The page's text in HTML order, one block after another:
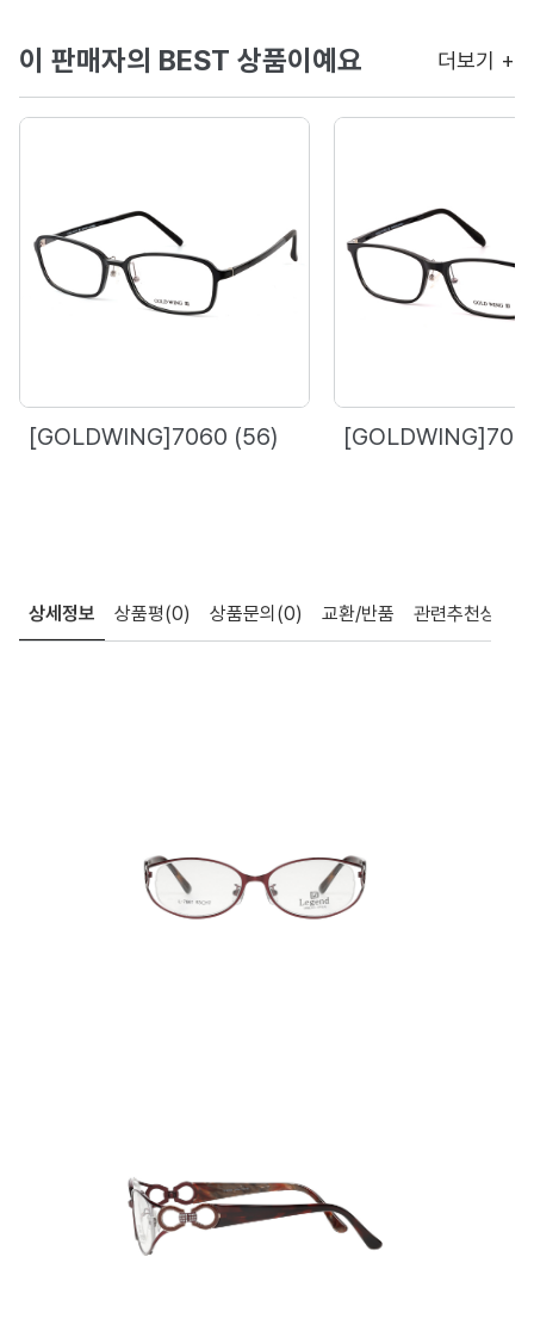
이 판매자의 BEST 상품이예요 더보기 +
[GOLDWING]7060 (56)
상세정보 상품평(0) 상품문의 (0) 교환/반품 관련추천상품